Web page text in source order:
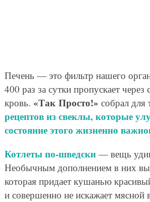
Печень — это фильтр нашего
400 раз за сутки пропускает
кровь. «Так Просто!» собрал для
рецептов из свеклы, которые
состояние этого жизненно
Котлеты по-шведски— вещь
Необычным дополнением в них
которая придает кушанью
и совершенно не искажает мясной